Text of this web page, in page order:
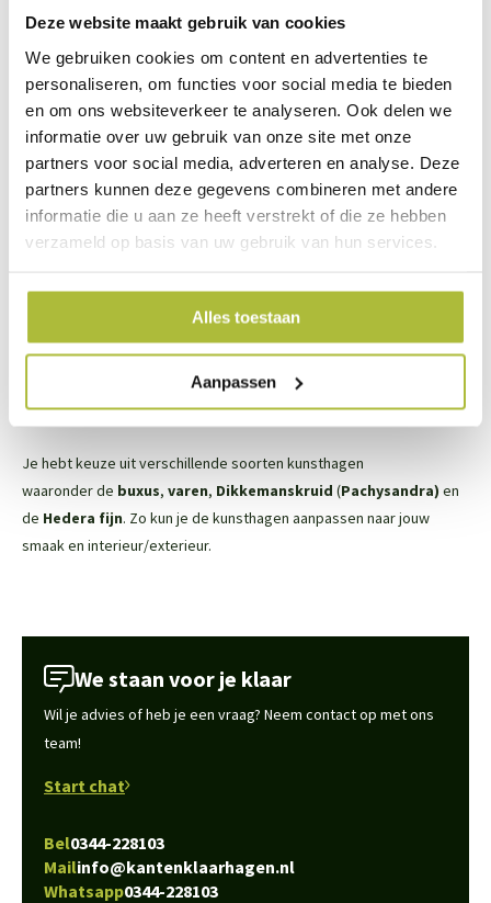
Deze website maakt gebruik van cookies
We gebruiken cookies om content en advertenties te
personaliseren, om functies voor social media te bieden
en om ons websiteverkeer te analyseren. Ook delen we
informatie over uw gebruik van onze site met onze
partners voor social media, adverteren en analyse. Deze
partners kunnen deze gegevens combineren met andere
informatie die u aan ze heeft verstrekt of die ze hebben
verzameld op basis van uw gebruik van hun services.
Alles toestaan
Aanpassen
De eigenschappen van de kunsthaag Jungle
Afmetingen: 100x100 cm (LxB)
5 jaar fabrieksgarantie op het vervagen van de kleur bij
binnengebruik
De verschillende soorten kunsthagen
Je hebt keuze uit verschillende soorten kunsthagen
waaronder de buxus, varen, Dikkemanskruid (Pachysandra) en
de Hedera fijn. Zo kun je de kunsthagen aanpassen naar jouw
smaak en interieur/exterieur.
We staan voor je klaar
Wil je advies of heb je een vraag? Neem contact op met ons
team!
Start chat
Bel0344-228103
Mailinfo@kantenklaarhagen.nl
Whatsapp0344-228103